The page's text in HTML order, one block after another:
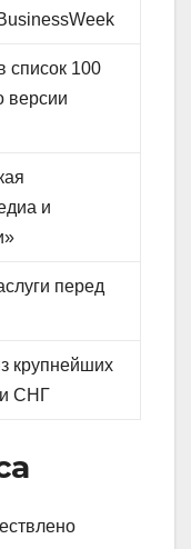
список 100
версии
и
перед
крупнейших
и СНГ